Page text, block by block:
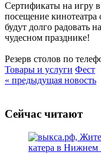
Сертификаты на игру в
посещение кинотеатра
будут долго радовать
чудесном празднике!
Резерв столов по
Товары и услуги Фест
« предыдущая новость
Сейчас читают